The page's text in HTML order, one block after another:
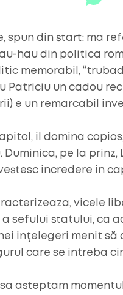
spun din start: ma
hau din politica
memorabil,
Patriciu un cadou
e un remarcabil
il domina
Duminica, pe la
incredere in
vicele
sefului statului, ca
inţelegeri menit să
care se intreba
asteptam